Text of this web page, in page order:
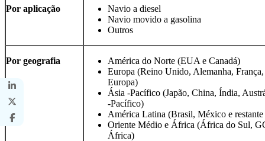
Por aplicação
Navio a diesel
Navio movido a gasolina
Outros
Por geografia
América do Norte (EUA e Canadá)
Europa (Reino Unido, Alemanha,
Europa)
Ásia -Pacífico (Japão, China, Índia,
-Pacífico)
América Latina (Brasil, México e
Oriente Médio e África (África do Sul,
África)